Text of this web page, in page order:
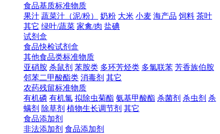
食品基质标准物质
果汁 蔬菜汁（泥/粉） 奶粉 大米 小麦 海产品 饲料 茶叶
其它 绿叶/蔬菜 家禽/肉 盐碘
试剂盒
食品快检试剂盒
其他食品类标准物质
亚硝胺 杀鼠剂 苯胺类 多环芳烃类 多氯联苯 芳香族伯胺
邻苯二甲酸酯类 消毒剂 其它
农药残留标准物质
有机磷 有机氯 拟除虫菊酯 氨基甲酸酯 杀菌剂 杀虫剂 杀
螨剂 除草剂 植物生长调节剂 其它
食品添加剂
非法添加剂 食品添加剂